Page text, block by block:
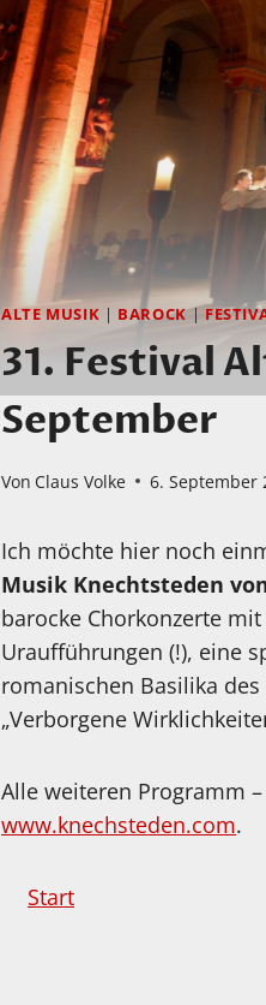
ALTE MUSIK | BAROCK|
31. Festival
September
Von Claus Volke 6. September
Ich möchte hier noch
Musik Knechtsteden
barocke Chorkonzerte
Uraufführungen (!), eine
romanischen Basilika
„Verborgene
Alle weiteren Programm
www.knechsteden.com.
Start